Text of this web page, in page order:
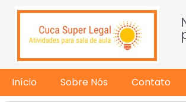
Início Sobre Nós Contato